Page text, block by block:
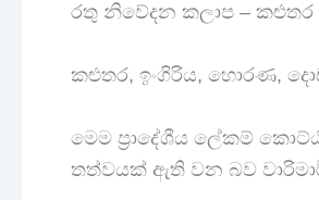
රතු නිවේදන කලාප – කළුතර
කළුතර, ඉංගිරිය, හොරණ,
මෙම ප්‍රාදේශීය ලේකම්
තත්වයක් ඇති වන බව